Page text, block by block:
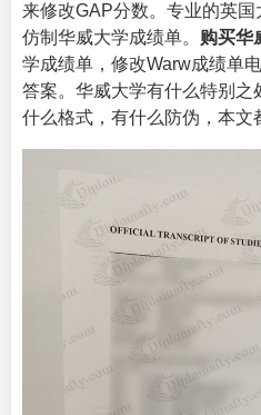
来修改GAP分数。专业的英
仿制华威大学成绩单。 购买华
学成绩单，修改Warw成绩单
答案。华威大学有什么特别之
什么格式，有什么防伪，本文